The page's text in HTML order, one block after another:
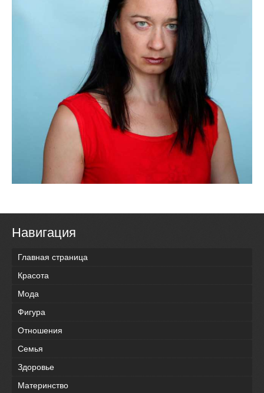
Навигация
Главная страница
Красота
Мода
Фигура
Отношения
Семья
Здоровье
Материнство